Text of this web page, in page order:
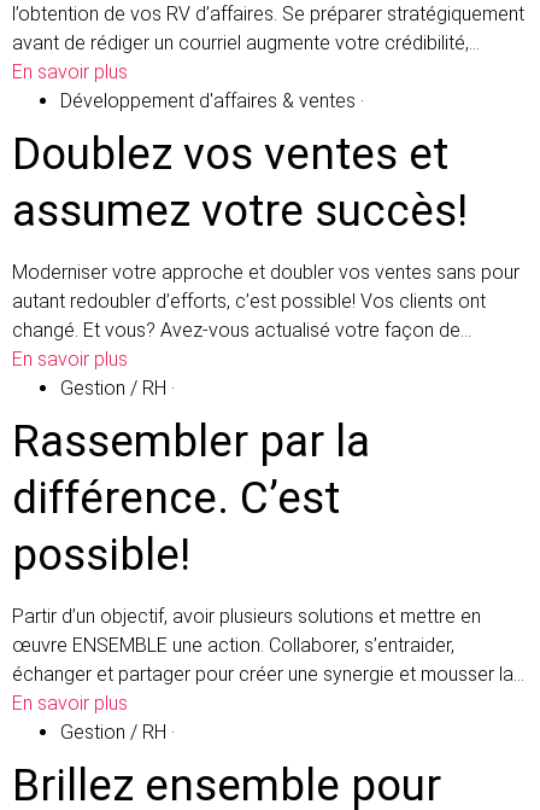
l’obtention de vos RV d’affaires. Se préparer stratégiquement
avant de rédiger un courriel augmente votre crédibilité,…
En savoir plus
Développement d'affaires & ventes ·
Doublez vos ventes et
assumez votre succès!
Moderniser votre approche et doubler vos ventes sans pour
autant redoubler d’efforts, c’est possible! Vos clients ont
changé. Et vous? Avez-vous actualisé votre façon de…
En savoir plus
Gestion / RH ·
Rassembler par la
différence. C’est
possible!
Partir d’un objectif, avoir plusieurs solutions et mettre en
œuvre ENSEMBLE une action. Collaborer, s’entraider,
échanger et partager pour créer une synergie et mousser la…
En savoir plus
Gestion / RH ·
Brillez ensemble pour